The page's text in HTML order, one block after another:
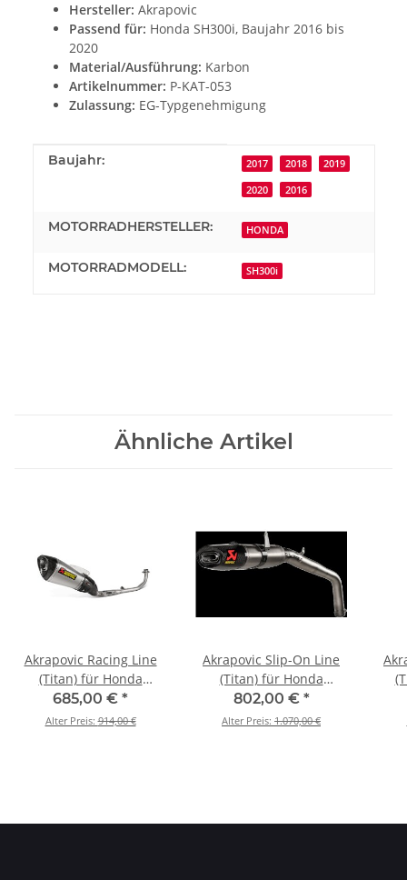
Hersteller: Akrapovic
Passend für: Honda SH300i, Baujahr 2016 bis
2020
Material/Ausführung: Karbon
Artikelnummer: P-KAT-053
Zulassung: EG-Typgenehmigung
Produkteigenschaft
Wert
Baujahr: 2017 2018 2019
2020 2016
MOTORRADHERSTELLER: HONDA
MOTORRADMODELL: SH300i
Ähnliche Artikel
Akrapovic Racing Line
(Titan) für Honda
MSX125 / Grom - BJ.
2016 > 2020 (S-H125R6-
685,00 € *
Alter Preis:914,00 €
Akrapovic Slip-On Line
(Titan) für Honda
CBR600RR - BJ. 2013 >
2026 (S-H6SO17-HACT)
802,00 € *
Alter Preis: 1.070,00 €